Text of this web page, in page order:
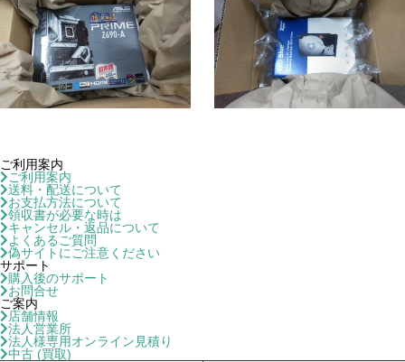
ご利用案内
ご利用案内
送料・配送について
お支払方法について
領収書が必要な時は
キャンセル・返品について
よくあるご質問
偽サイトにご注意ください
サポート
購入後のサポート
お問合せ
ご案内
店舗情報
法人営業所
法人様専用オンライン見積り
中古 (買取)